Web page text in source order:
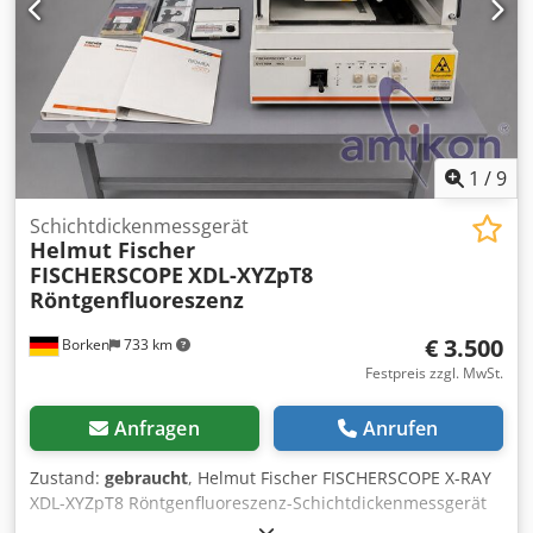
1 /9
Borken 733 km
Schichtdickenmessgerät
Helmut Fischer
FISCHERSCOPE XDL-XYZpT8
Röntgenfluoreszenz
€ 3.500
Festpreis zzgl. MwSt.
Anfragen Anrufen
Zustand: gebraucht, Helmut Fischer FISCHERSCOPE X-RAY
XDL-XYZpT8 Röntgenfluoreszenz-Schichtdickenmessgerät
Hersteller: Helmut Fischer GmbH + Co. KG, Germany Typ: